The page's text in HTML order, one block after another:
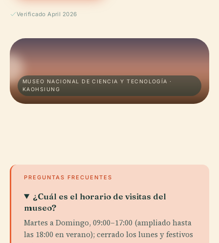
Verificado April 2026
MUSEO NACIONAL DE CIENCIA Y TECNOLOGÍA ·
KAOHSIUNG
PREGUNTAS FRECUENTES
¿Cuál es el horario de visitas del
museo?
Martes a Domingo, 09:00–17:00 (ampliado hasta
las 18:00 en verano); cerrado los lunes y festivos